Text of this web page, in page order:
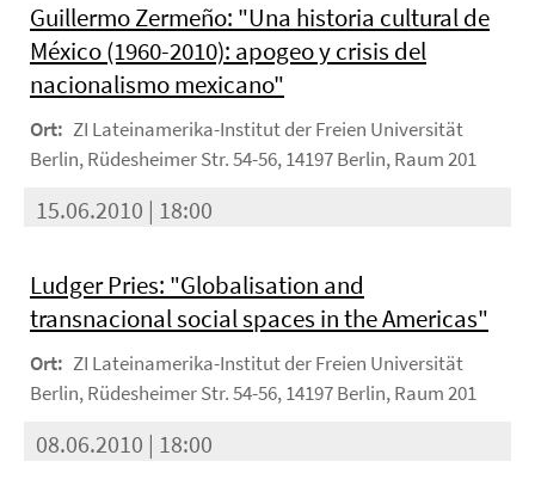
Guillermo Zermeño: "Una historia cultural de
México (1960-2010): apogeo y crisis del
nacionalismo mexicano"
Ort: ZI Lateinamerika-Institut der Freien Universität
Berlin, Rüdesheimer Str. 54-56, 14197 Berlin, Raum 201
15.06.2010 | 18:00
Ludger Pries: "Globalisation and
transnacional social spaces in the Americas"
Ort: ZI Lateinamerika-Institut der Freien Universität
Berlin, Rüdesheimer Str. 54-56, 14197 Berlin, Raum 201
08.06.2010 | 18:00